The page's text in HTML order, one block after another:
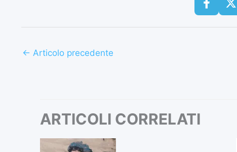
← Articolo precedente
ARTICOLI CORRELATI